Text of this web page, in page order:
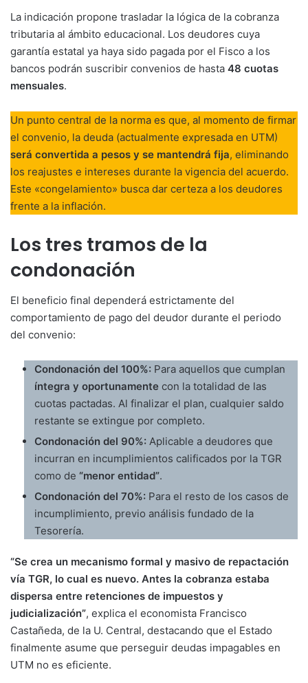
La indicación propone trasladar la lógica de la cobranza
tributaria al ámbito educacional. Los deudores cuya
garantía estatal ya haya sido pagada por el Fisco a los
bancos podrán suscribir convenios de hasta 48 cuotas
mensuales.
Un punto central de la norma es que, al momento de firmar
el convenio, la deuda (actualmente expresada en UTM)
será convertida a pesos y se mantendrá fija, eliminando
los reajustes e intereses durante la vigencia del acuerdo.
Este «congelamiento» busca dar certeza a los deudores
frente a la inflación.
Los tres tramos de la
condonación
El beneficio final dependerá estrictamente del
comportamiento de pago del deudor durante el periodo
del convenio:
Condonación del 100%: Para aquellos que cumplan
íntegra y oportunamente con la totalidad de las
cuotas pactadas. Al finalizar el plan, cualquier saldo
restante se extingue por completo.
Condonación del 90%: Aplicable a deudores que
incurran en incumplimientos calificados por la TGR
como de “menor entidad”.
Condonación del 70%: Para el resto de los casos de
incumplimiento, previo análisis fundado de la
Tesorería.
“Se crea un mecanismo formal y masivo de repactación
vía TGR, lo cual es nuevo. Antes la cobranza estaba
dispersa entre retenciones de impuestos y
judicialización”, explica el economista Francisco
Castañeda, de la U. Central, destacando que el Estado
finalmente asume que perseguir deudas impagables en
UTM no es eficiente.